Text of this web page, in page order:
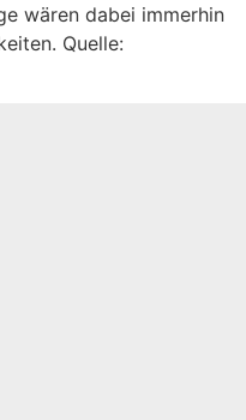
wären dabei immerhin
Quelle: